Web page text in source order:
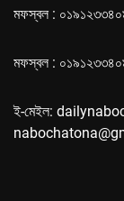
মফস্বল :
মফস্বল :
ই-মেইল: